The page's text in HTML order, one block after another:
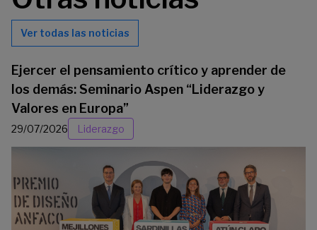
Ver todas las noticias
Ejercer el pensamiento crítico y aprender de
los demás: Seminario Aspen “Liderazgo y
Valores en Europa”
29/07/2026 Liderazgo